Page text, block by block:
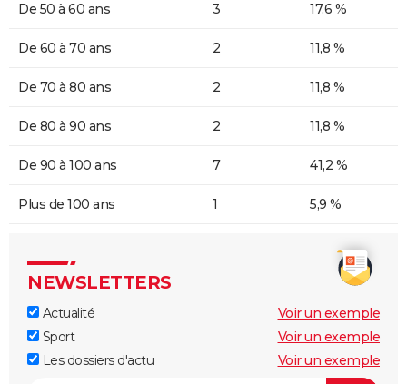
De 50 à 60 ans 3 17,6 %
De 60 à 70 ans 2 11,8 %
De 70 à 80 ans 2 11,8 %
De 80 à 90 ans 2 11,8 %
De 90 à 100 ans 7 41,2 %
Plus de 100 ans 1 5,9 %
NEWSLETTERS
Actualité
Voir un exemple
Sport
Voir un exemple
Les dossiers d'actu
Voir un exemple